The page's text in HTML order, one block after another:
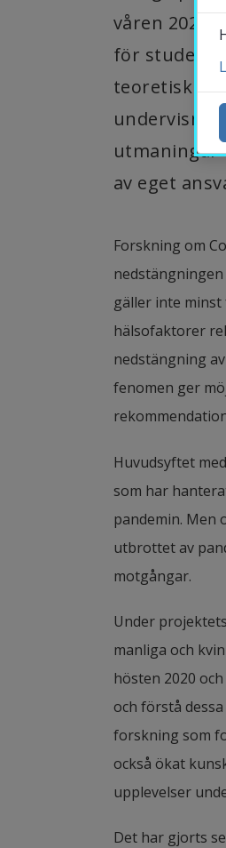
våren 2020.
för
teoretisk
utmaningar
av eget
Forskning om
gäller inte
hälsofaktorer
nedstängning
fenomen ger
Huvudsyftet
som har
pandemin. Men
utbrottet av
motgångar.
Under
manliga och
hösten 2020
och förstå
forskning som
också ökat
upplevelser
Det har gjorts